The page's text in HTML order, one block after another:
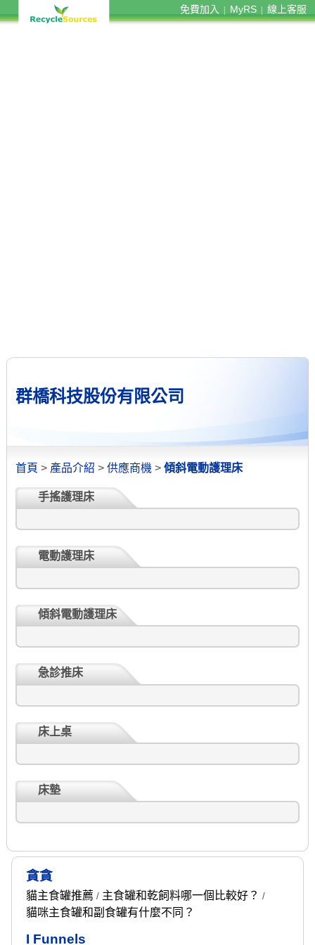
免費加入 MyRS 線上客服
群橋科技股份有限公司
首頁 > 產品介紹 > 供應商機 > 傾斜電動護理床
手搖護理床
電動護理床
傾斜電動護理床
急診推床
床上桌
床墊
貪貪
貓主食罐推薦 / 主食罐和乾飼料哪一個比較好？ /
貓咪主食罐和副食罐有什麼不同？
I Funnels